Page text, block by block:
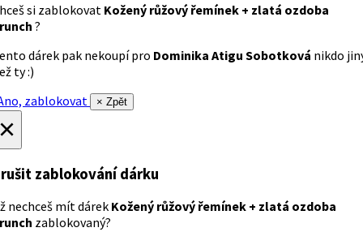
si zablokovat Kožený růžový řemínek + zlatá ozdoba
?
dárek pak nekoupí pro Dominika Atigu Sobotková nikdo
ty :)
zablokovat
× Zpět
zablokování dárku
nechceš mít dárek Kožený růžový řemínek + zlatá ozdoba
zablokovaný?